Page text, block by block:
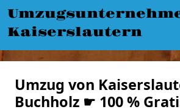
Kaiserslautern
Umzug von
Buchholz ☛ 100 %